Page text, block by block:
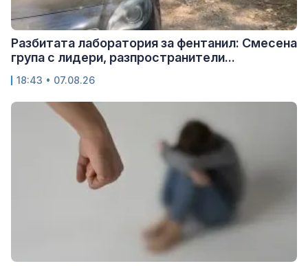
Разбитата лаборатория за фентанил: Смесена
група с лидери, разпространители...
18:43 • 07.08.26